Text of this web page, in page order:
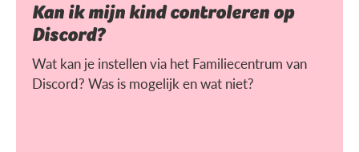
Kan ik mijn kind controleren op
Discord?
Wat kan je instellen via het Familiecentrum van
Discord? Was is mogelijk en wat niet?